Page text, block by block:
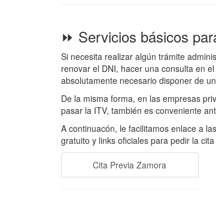
⏩ Servicios básicos
Si necesita realizar algún trámite
renovar el DNI, hacer una consulta en
absolutamente necesario disponer de
De la misma forma, en las empresas
pasar la ITV, también es conveniente
A continuacón, le facilitamos enlace a
gratuito y links oficiales para pedir la
Cita Previa Zamora